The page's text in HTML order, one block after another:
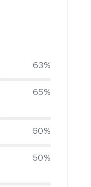
63%
65%
60%
50%